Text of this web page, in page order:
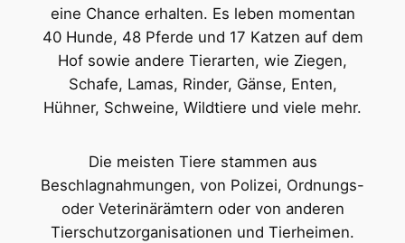
eine Chance erhalten. Es leben momentan
40 Hunde, 48 Pferde und 17 Katzen auf dem
Hof sowie andere Tierarten, wie Ziegen,
Schafe, Lamas, Rinder, Gänse, Enten,
Hühner, Schweine, Wildtiere und viele mehr.
Die meisten Tiere stammen aus
Beschlagnahmungen, von Polizei, Ordnungs-
oder Veterinärämtern oder von anderen
Tierschutzorganisationen und Tierheimen.